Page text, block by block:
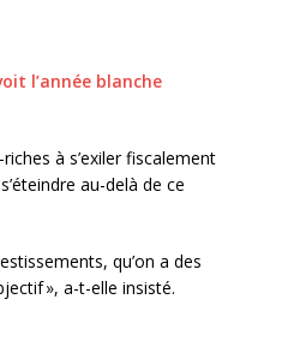
l’année blanche
à s’exiler fiscalement
au-delà de ce
qu’on a des
», a-t-elle insisté.